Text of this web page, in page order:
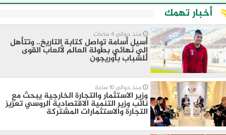
أخبار تهمك
منذ حوالي 4 ساعات
أسيل أسامة تواصل كتابة التاريخ.. وتتأهل
إلى نهائي بطولة العالم لألعاب القوى
للشباب بأوريجون
منذ حوالي 10 ساعة
وزير الاستثمار والتجارة الخارجية يبحث مع
نائب وزير التنمية الاقتصادية الروسي تعزيز
التجارة والاستثمارات المشتركة